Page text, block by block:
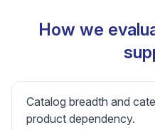
How we
Catalog breadth and
product dependency.